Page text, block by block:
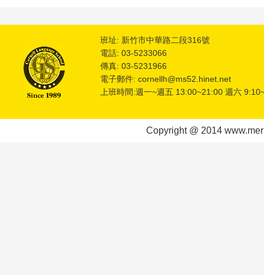
班址: 新竹市中華路二段316號
電話: 03-5233066
傳真: 03-5231966
電子郵件: cornellh@ms52.hinet.net
上班時間:週一~週五 13:00~21:00 週六
Copyright @ 2014